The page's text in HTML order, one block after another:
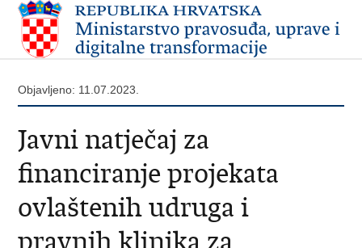
Objavljeno: 11.07.2023.
Javni natječaj za
financiranje projekata
ovlaštenih udruga i
pravnih klinika za